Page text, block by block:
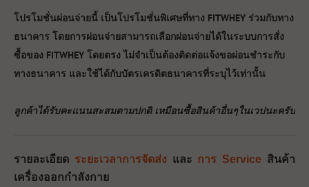
โปรโมชั่นผ่อนจ่ายนี้ เป็นโปรโมชั่นพิเศษที่ทาง FITWHEY ร่วมกับทาง
ธนาคาร โดยการผ่อนจ่ายสามารถเลือกผ่อนจ่ายได้ในระบบการสั่ง
ซื้อของ FITWHEY โดยตรง ไม่จำเป็นต้องติดต่อแจ้งขอผ่อนชำระกับ
ทางธนาคาร และใช้ได้กับบัตรเครดิตธนาคารที่ระบุไว้เท่านั้น
ลูกค้าได้รับคะแนนสะสมตามปกติ เหมือนซื้อสินค้าอื่นๆในเวปนะครับ
รายละเอียด ระยะเวลาการจัดส่งและ การ Service สินค้า
เครื่องออกกำลังกาย